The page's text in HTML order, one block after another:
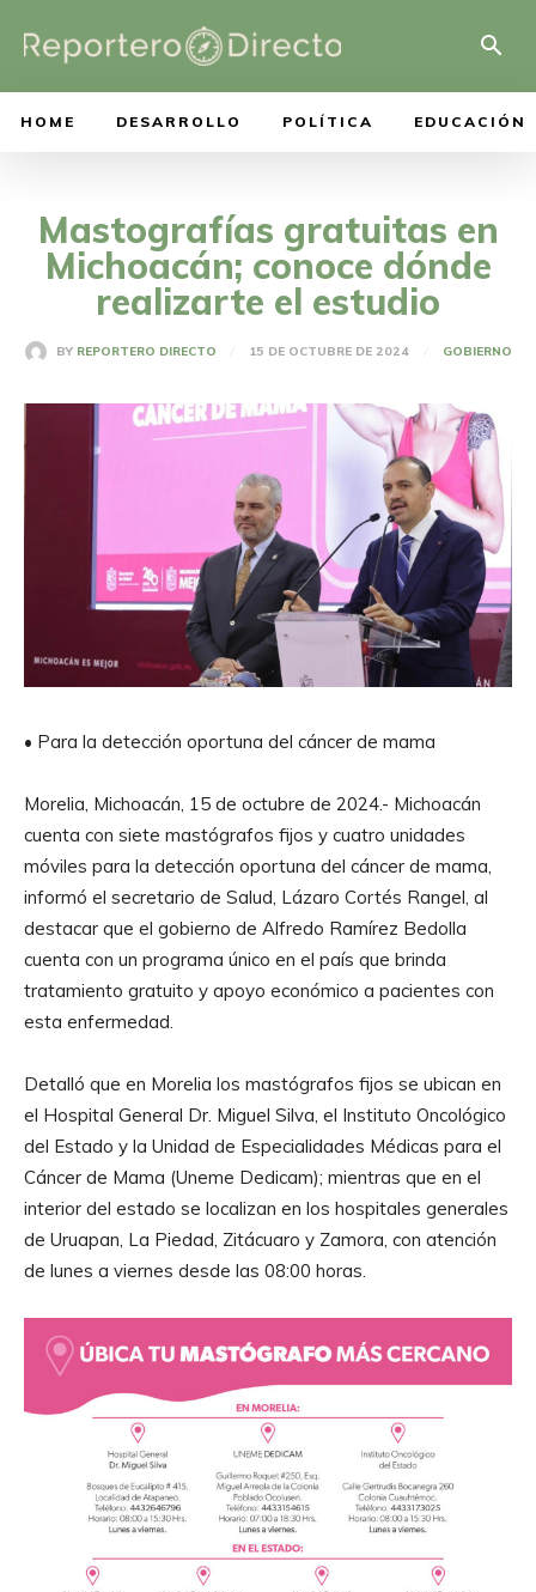
HOME DESARROLLO POLÍTICA EDUCACIÓN
Mastografías gratuitas en
Michoacán; conoce dónde
realizarte el estudio
BY REPORTERO DIRECTO 15 DE OCTUBRE DE 2024 GOBIERNO
• Para la detección oportuna del cáncer de mama
Morelia, Michoacán, 15 de octubre de 2024.- Michoacán
cuenta con siete mastógrafos fijos y cuatro unidades
móviles para la detección oportuna del cáncer de mama,
informó el secretario de Salud, Lázaro Cortés Rangel, al
destacar que el gobierno de Alfredo Ramírez Bedolla
cuenta con un programa único en el país que brinda
tratamiento gratuito y apoyo económico a pacientes con
esta enfermedad.
Detalló que en Morelia los mastógrafos fijos se ubican en
el Hospital General Dr. Miguel Silva, el Instituto Oncológico
del Estado y la Unidad de Especialidades Médicas para el
Cáncer de Mama (Uneme Dedicam); mientras que en el
interior del estado se localizan en los hospitales generales
de Uruapan, La Piedad, Zitácuaro y Zamora, con atención
de lunes a viernes desde las 08:00 horas.